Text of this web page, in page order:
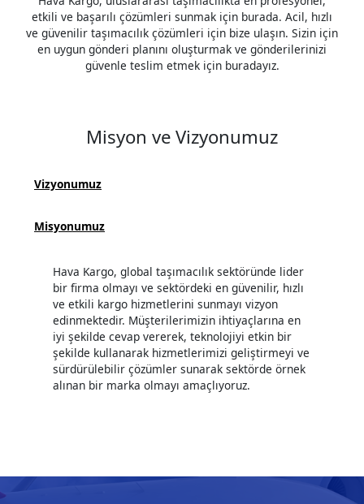
etkili ve başarılı çözümleri sunmak için burada. Acil, hızlı
ve güvenilir taşımacılık çözümleri için bize ulaşın. Sizin için
en uygun gönderi planını oluşturmak ve gönderilerinizi
güvenle teslim etmek için buradayız.
Misyon ve Vizyonumuz
Vizyonumuz
Misyonumuz
Hava Kargo, global taşımacılık sektöründe lider
bir firma olmayı ve sektördeki en güvenilir, hızlı
ve etkili kargo hizmetlerini sunmayı vizyon
edinmektedir. Müşterilerimizin ihtiyaçlarına en
iyi şekilde cevap vererek, teknolojiyi etkin bir
şekilde kullanarak hizmetlerimizi geliştirmeyi ve
sürdürülebilir çözümler sunarak sektörde örnek
alınan bir marka olmayı amaçlıyoruz.